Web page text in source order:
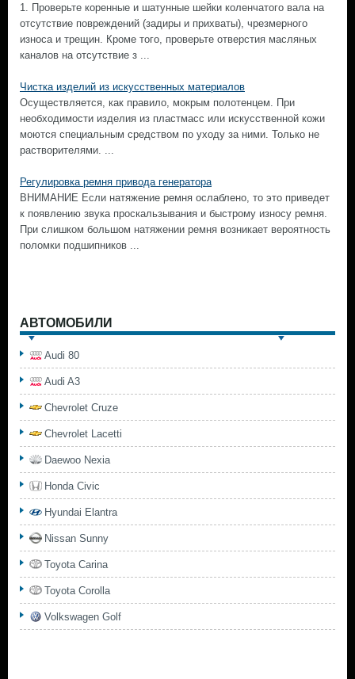
1. Проверьте коренные и шатунные шейки коленчатого вала на
отсутствие повреждений (задиры и прихваты), чрезмерного
износа и трещин. Кроме того, проверьте отверстия масляных
каналов на отсутствие з ...
Чистка изделий из искусственных материалов
Осуществляется, как правило, мокрым полотенцем. При
необходимости изделия из пластмасс или искусственной кожи
моются специальным средством по уходу за ними. Только не
растворителями. ...
Регулировка ремня привода генератора
ВНИМАНИЕ Если натяжение ремня ослаблено, то это приведет
к появлению звука проскальзывания и быстрому износу ремня.
При слишком большом натяжении ремня возникает вероятность
поломки подшипников ...
АВТОМОБИЛИ
Audi 80
Audi A3
Chevrolet Cruze
Chevrolet Lacetti
Daewoo Nexia
Honda Civic
Hyundai Elantra
Nissan Sunny
Toyota Carina
Toyota Corolla
Volkswagen Golf